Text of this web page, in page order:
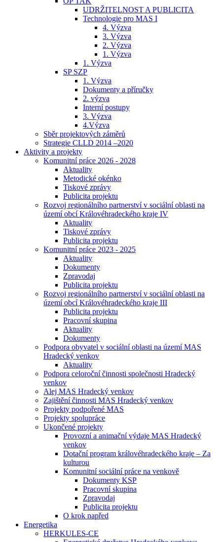
UDRŽITELNOST A PUBLICITA
Technologie pro MAS I
4. Výzva
3. Výzva
2. Výzva
1. Výzva
1. Výzva
SP SZP
1. Výzva
Dokumenty a příručky
2. výzva
Interní postupy
3. Výzva
4.Výzva
Sběr projektových záměrů
Strategie CLLD 2014 –2020
Aktivity a projekty
Komunitní práce 2026 - 2028
Aktuality
Metodické okénko
Tiskové zprávy
Publicita projektu
Rozvoj regionálního partnerství v sociální oblasti na
území obcí Královéhradeckého kraje IV
Aktuality
Tiskové zprávy
Publicita projektu
Komunitní práce 2023 - 2025
Aktuality
Dokumenty
Zpravodaj
Publicita projektu
Rozvoj regionálního partnerství v sociální oblasti na
území obcí Královéhradeckého kraje III
Publicita projektu
Pracovní skupina
Aktuality
Dokumenty
Podpora obyvatel v sociální oblasti na území MAS
Hradecký venkov
Aktuality
Podpora celoroční činnosti společnosti Hradecký
venkov
Alej MAS Hradecký venkov
Zajištění činnosti MAS Hradecký venkov
Projekty podpořené MAS
Projekty spolupráce
Ukončené projekty
Provozní a animační výdaje MAS Hradecký
venkov
Dotační program královéhradeckého kraje – Za
kulturou
Komunitní sociální práce na venkově
Dokumenty KSP
Pracovní skupina
Zpravodaj
Publicita projektu
O krok napřed
Energetika
HERKULES-CE